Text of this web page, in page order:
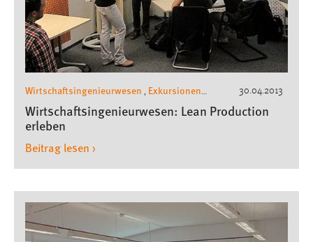
30.04.2013
Wirtschaftsingenieurwesen Exkursionen
Wirtschaftsingenieurwesen
Wirtschaftsingenieurwesen: Lean Production
erleben
Beitrag lesen ›